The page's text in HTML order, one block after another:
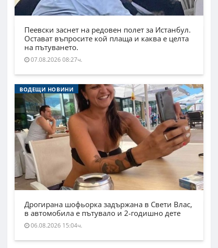
Пеевски заснет на редовен полет за Истанбул.
Остават въпросите кой плаща и каква е целта
на пътуването.
07.08.2026 08:27ч.
ВОДЕЩИ НОВИНИ
Дрогирана шофьорка задържана в Свети Влас,
в автомобила е пътувало и 2-годишно дете
06.08.2026 15:04ч.